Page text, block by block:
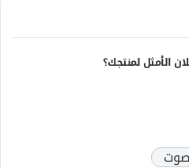
الأمثل لمنتجك؟